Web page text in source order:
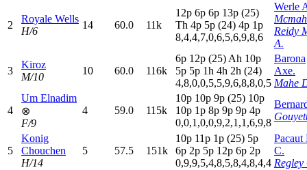
2
Royale Wells
H/6
14 60.0 11k
12p 6p 6p 13p (25)
Th 4p 5p (24) 4p 1p
8,4,4,7,0,6,5,6,9,8,6
Werle
Reidy
A.
3
Kiroz
M/10
10 60.0 116k
6p 12p (25) Ah 10p
5p 5p 1h 4h 2h (24)
4,8,0,0,5,5,9,6,8,8,0,5
Barona
Axe.
Mahe
4
Um Elnadim
⊗
F/9
4 59.0 115k
10p 10p 9p (25) 10p
10p 1p 8p 9p 9p 4p
0,0,1,0,0,9,2,1,1,6,9,8
5
Konig
Chouchen
H/14
5 57.5 151k
10p 11p 1p (25) 5p
6p 2p 5p 12p 6p 2p
0,9,9,5,4,8,5,8,4,8,4,4
Pacaut
C.
Regley